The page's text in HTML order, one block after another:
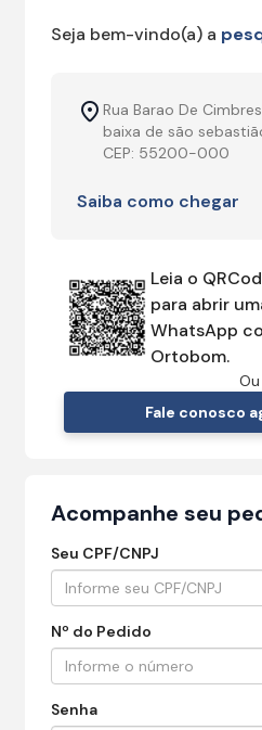
Seja bem-vindo(a) a
Rua Barao De
baixa de são
CEP: 55200-000
Saiba como chegar
Leia o
para abrir
WhatsApp
Ortobom.
Ou
Fale conosco
Acompanhe seu
Seu CPF/CNPJ
Nº do Pedido
Senha